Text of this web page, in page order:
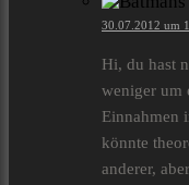
30.07.2012 um
Hi, du hast
weniger um
Einnahmen
könnte
anderer,